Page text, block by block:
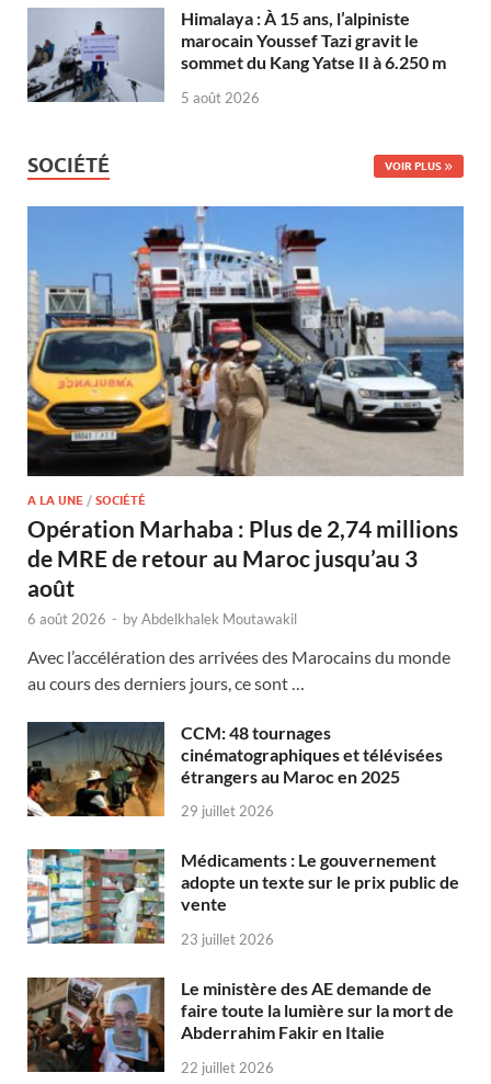
Himalaya : À 15 ans, l’alpiniste
marocain Youssef Tazi gravit le
sommet du Kang Yatse II à 6.250 m
5 août 2026
SOCIÉTÉ VOIR PLUS
A LA UNE / SOCIÉTÉ
Opération Marhaba : Plus de 2,74 millions
de MRE de retour au Maroc jusqu’au 3
août
6 août 2026 - byAbdelkhalek Moutawakil
Avec l’accélération des arrivées des Marocains du monde
au cours des derniers jours, ce sont …
CCM: 48 tournages
cinématographiques et télévisées
étrangers au Maroc en 2025
29 juillet 2026
Médicaments : Le gouvernement
adopte un texte sur le prix public de
vente
23 juillet 2026
Le ministère des AE demande de
faire toute la lumière sur la mort de
Abderrahim Fakir en Italie
22 juillet 2026